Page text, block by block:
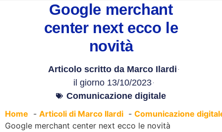
Google merchant
center next ecco le
novità
Articolo scritto da Marco Ilardi
il giorno 13/10/2023
Comunicazione digitale
Home
Articoli di Marco Ilardi
Comunicazione
Google merchant center next ecco le novità